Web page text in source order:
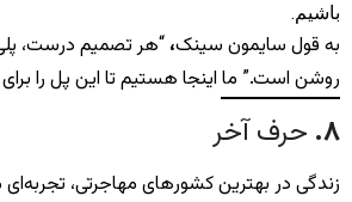
باشیم.
به قول سایمون سینک، “هر تصمیم درست،
روشن است.” ما اینجا هستیم تا این پل را
۸. حرف آخر
زندگی در بهترین کشورهای مهاجرتی،